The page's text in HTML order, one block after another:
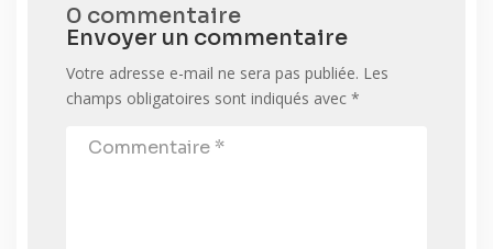
0 commentaire
Envoyer un commentaire
Votre adresse e-mail ne sera pas publiée. Les
champs obligatoires sont indiqués avec *